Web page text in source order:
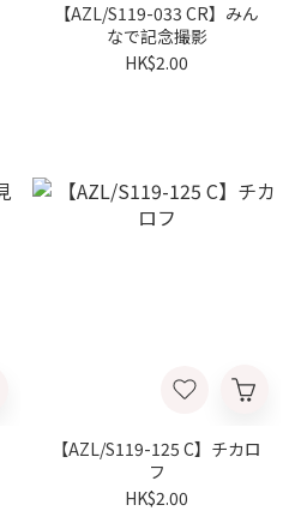
【AZL/S119-033 CR】みん
なで記念撮影
HK$2.00
【AZL/S119-125 C】チカロ
フ
HK$2.00